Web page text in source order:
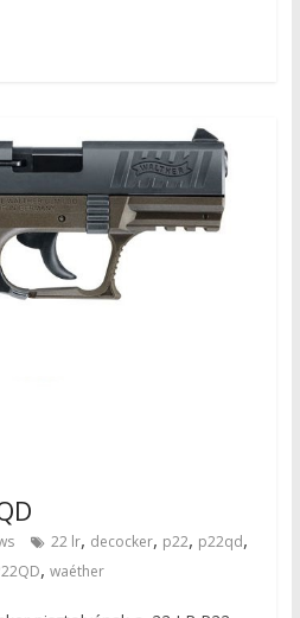
22 lr, decocker, p22, p22qd,
, waéther